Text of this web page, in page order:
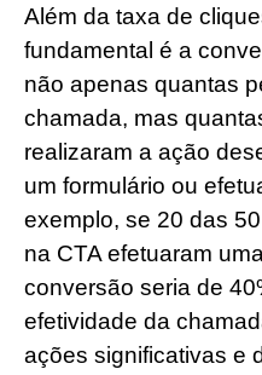
Além da taxa de
fundamental é a
não apenas quantas
chamada, mas
realizaram a ação
um formulário ou
exemplo, se 20 das
na CTA efetuaram
conversão seria de
efetividade da
ações significativas e